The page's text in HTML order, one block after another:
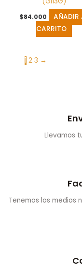
$84.000
AÑADIR
CARRITO
1 2 3 →
Llevamos
Tenemos los medios